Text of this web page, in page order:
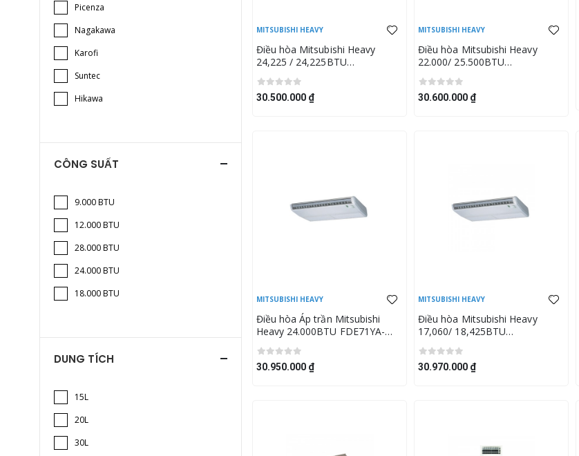
Picenza
Nagakawa
Karofi
Suntec
Hikawa
CÔNG SUẤT
9.000 BTU
12.000 BTU
28.000 BTU
24.000 BTU
18.000 BTU
DUNG TÍCH
15L
20L
30L
MITSUBISHI HEAVY
Điều hòa Mitsubishi Heavy
24,225 / 24,225BTU
nạ T-PSA-5BW-E)
30.500.000 ₫
MITSUBISHI HEAVY
Điều hòa Mitsubishi Heavy
22.000/ 25.500BTU
30.600.000 ₫
MITSUBISHI HEAVY
Điều hòa Áp trần Mitsubishi
Heavy 24.000BTU FDE71YA-
30.950.000 ₫
MITSUBISHI HEAVY
Điều hòa Mitsubishi Heavy
17,060/ 18,425BTU
30.970.000 ₫